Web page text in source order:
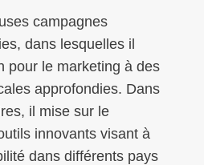
campagnes
dans lesquelles il
pour le marketing à des
approfondies. Dans
il mise sur le
innovants visant à
dans différents pays